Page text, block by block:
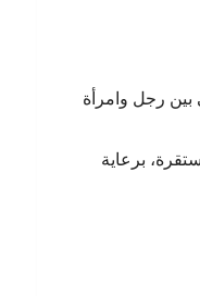
رجل وامرأة
برعاية